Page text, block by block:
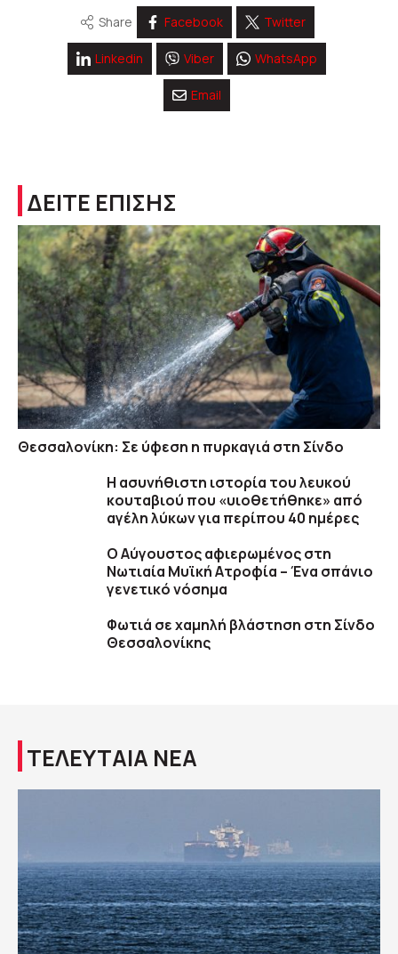
Share Facebook Twitter
Linkedin Viber WhatsApp
Email
ΔΕΙΤΕ ΕΠΙΣΗΣ
Θεσσαλονίκη: Σε ύφεση η πυρκαγιά στη Σίνδο
Η ασυνήθιστη ιστορία του λευκού
κουταβιού που «υιοθετήθηκε» από
αγέλη λύκων για περίπου 40 ημέρες
Ο Αύγουστος αφιερωμένος στη
Νωτιαία Μυϊκή Ατροφία – Ένα σπάνιο
γενετικό νόσημα
Φωτιά σε χαμηλή βλάστηση στη Σίνδο
Θεσσαλονίκης
ΤΕΛΕΥΤΑΙΑ ΝΕΑ